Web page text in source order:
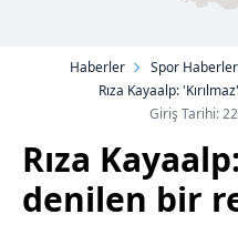
Haberler Spor
Rıza Kayaalp:
Giriş Tarihi:
Rıza
denilen bir